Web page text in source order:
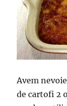
Avem
de cartofi 2